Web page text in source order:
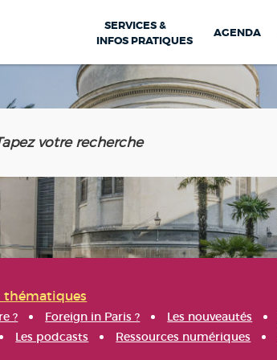
SERVICES &
INFOS PRATIQUES
AGENDA
thématiques
? Foreign in Paris ? Les nouveautés
Les podcasts Ressources numériques